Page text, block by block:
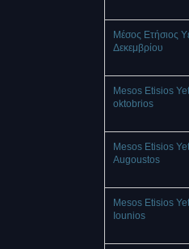
Μέσος Ετήσιος
Δεκεμβρίου
Mesos Etisios
oktobrios
Mesos Etisios
Augoustos
Mesos Etisios
Iounios